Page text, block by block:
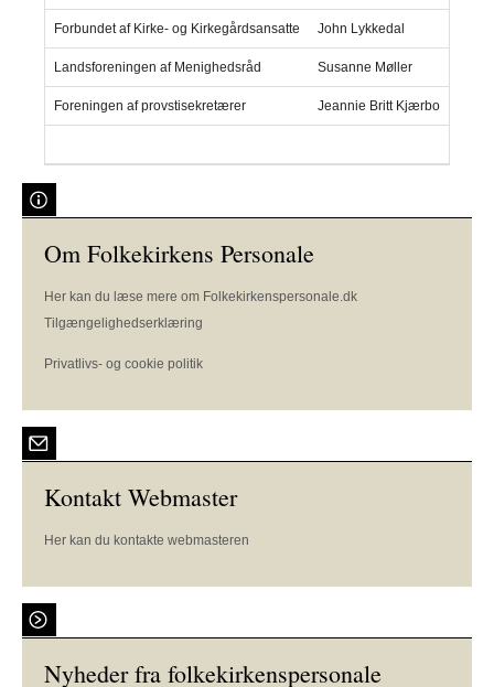
Forbundet af Kirke- og Kirkegårdsansatte John Lykkedal
Landsforeningen af Menighedsråd Susanne Møller
Foreningen af provstisekretærer Jeannie Britt Kjærbo
Om Folkekirkens Personale
Her kan du læse mere om Folkekirkenspersonale.dk
Tilgængelighedserklæring
Privatlivs- og cookie politik
Kontakt Webmaster
Her kan du kontakte webmasteren
Nyheder fra folkekirkenspersonale